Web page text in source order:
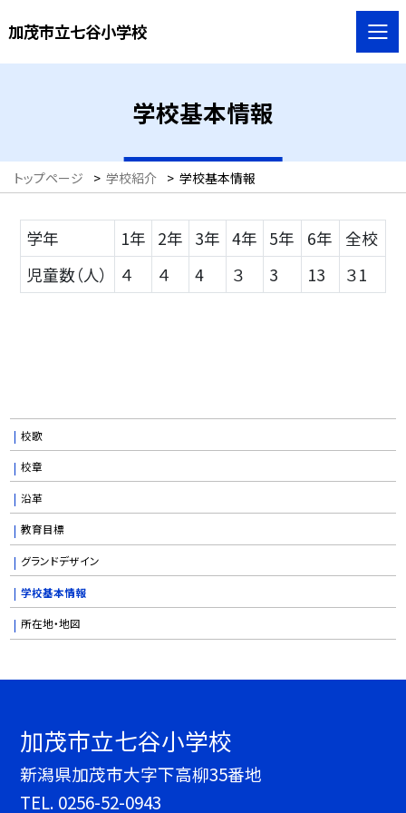
加茂市立七谷小学校
学校基本情報
トップページ > 学校紹介 > 学校基本情報
学年 1年 2年 3年 4年 5年 6年
全校
児童数（人）
４ ４ 4 ３ 3 13 ３1
校歌
校章
沿革
教育目標
グランドデザイン
学校基本情報
所在地・地図
加茂市立七谷小学校
新潟県加茂市大字下高柳35番地
TEL. 0256-52-0943